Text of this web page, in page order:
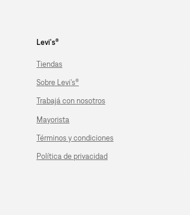
Levi's®
Tiendas
Sobre Levi's®
Trabajá con nosotros
Mayorista
Términos y condiciones
Política de privacidad